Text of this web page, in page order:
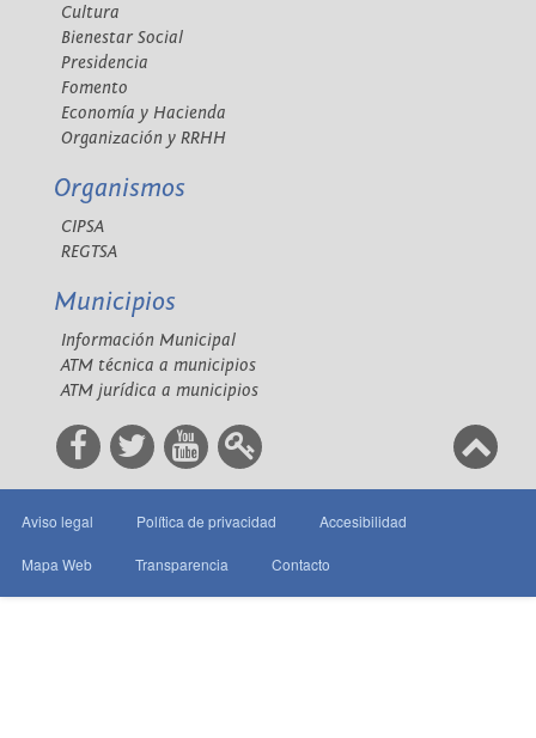
Cultura
Bienestar Social
Presidencia
Fomento
Economía y Hacienda
Organización y RRHH
Organismos
CIPSA
REGTSA
Municipios
Información Municipal
ATM técnica a municipios
ATM jurídica a municipios
Aviso legal Política de privacidad Accesibilidad
Mapa Web Transparencia Contacto